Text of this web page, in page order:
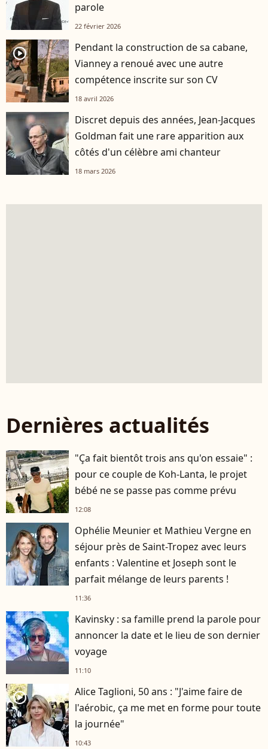
parole
22 février 2026
player2
Pendant la construction de sa cabane,
Vianney a renoué avec une autre
compétence inscrite sur son CV
18 avril 2026
Discret depuis des années, Jean-Jacques
Goldman fait une rare apparition aux
côtés d'un célèbre ami chanteur
18 mars 2026
Dernières actualités
"Ça fait bientôt trois ans qu'on essaie" :
pour ce couple de Koh-Lanta, le projet
bébé ne se passe pas comme prévu
12:08
Ophélie Meunier et Mathieu Vergne en
séjour près de Saint-Tropez avec leurs
enfants : Valentine et Joseph sont le
parfait mélange de leurs parents !
11:36
Kavinsky : sa famille prend la parole pour
annoncer la date et le lieu de son dernier
voyage
11:10
player2
Alice Taglioni, 50 ans : "J'aime faire de
l'aérobic, ça me met en forme pour toute
la journée"
10:43